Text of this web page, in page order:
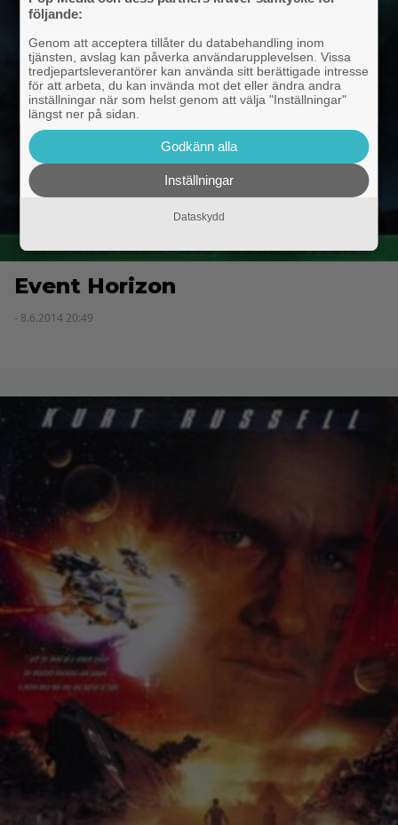
Event Horizon
- 8.6.2014 20:49
följande:
Genom att acceptera tillåter du databehandling inom
tjänsten, avslag kan påverka användarupplevelsen. Vissa
tredjepartsleverantörer kan använda sitt berättigade intresse
för att arbeta, du kan invända mot det eller ändra andra
inställningar när som helst genom att välja "Inställningar"
längst ner på sidan.
Godkänn alla
Inställningar
Dataskydd